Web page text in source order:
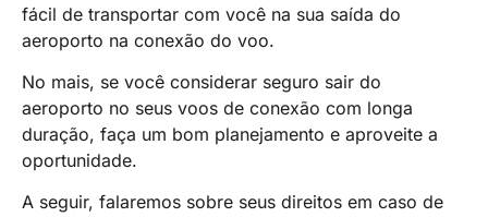
fácil de transportar com você na sua saída do
aeroporto na conexão do voo.
No mais, se você considerar seguro sair do
aeroporto no seus voos de conexão com longa
duração, faça um bom planejamento e aproveite a
oportunidade.
A seguir, falaremos sobre seus direitos em caso de